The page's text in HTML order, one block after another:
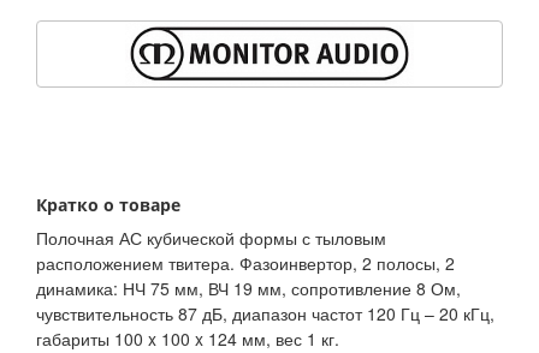
Кратко о товаре
Полочная АС кубической формы с тыловым
расположением твитера. Фазоинвертор, 2 полосы, 2
динамика: НЧ 75 мм, ВЧ 19 мм, сопротивление 8 Ом,
чувствительность 87 дБ, диапазон частот 120 Гц – 20 кГц,
габариты 100 x 100 x 124 мм, вес 1 кг.